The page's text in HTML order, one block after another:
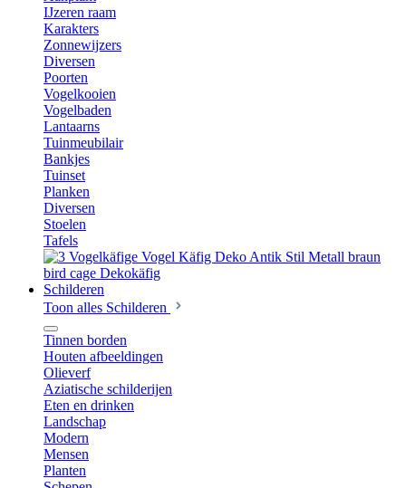
IJzeren raam
Karakters
Zonnewijzers
Diversen
Poorten
Vogelkooien
Vogelbaden
Lantaarns
Tuinmeubilair
Bankjes
Tuinset
Planken
Diversen
Stoelen
Tafels
Schilderen
Toon alles Schilderen
Tinnen borden
Houten afbeeldingen
Olieverf
Aziatische schilderijen
Eten en drinken
Landschap
Modern
Mensen
Planten